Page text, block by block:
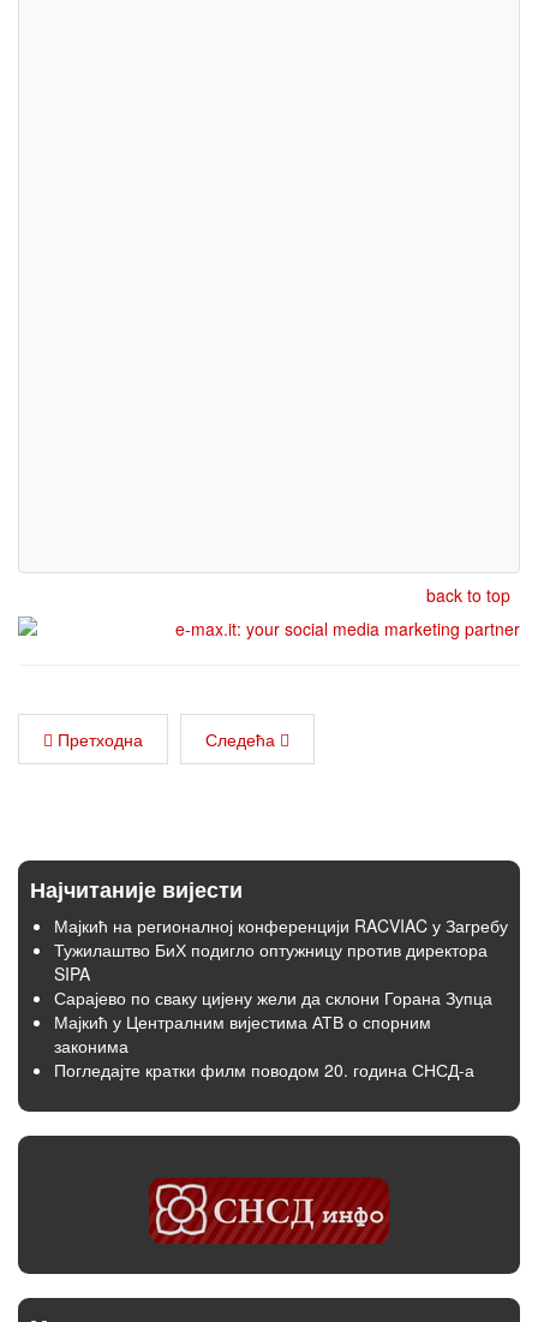
back to top
Претходна Следећа
Најчитаније вијести
Мајкић на регионалној конференцији RACVIAC у Загребу
Тужилаштво БиХ подигло оптужницу против директора
SIPA
Сарајево по сваку цијену жели да склони Горана Зупца
Мајкић у Централним вијестима АТВ о спорним
законима
Погледајте кратки филм поводом 20. година СНСД-а